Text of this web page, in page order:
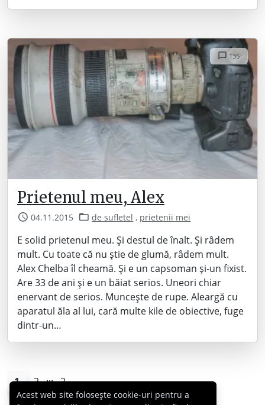
135
Prietenul meu, Alex
04.11.2015 de sufletel , prietenii mei
E solid prietenul meu. Și destul de înalt. Și râdem
mult. Cu toate că nu știe de glumă, râdem mult.
Alex Chelba îl cheamă. Și e un capsoman și-un fixist.
Are 33 de ani și e un băiat serios. Uneori chiar
enervant de serios. Muncește de rupe. Aleargă cu
aparatul ăla al lui, cară multe kile de obiective, fuge
dintr-un…
1 2 ... 2
Acest web site folosește cookie-uri pentru a